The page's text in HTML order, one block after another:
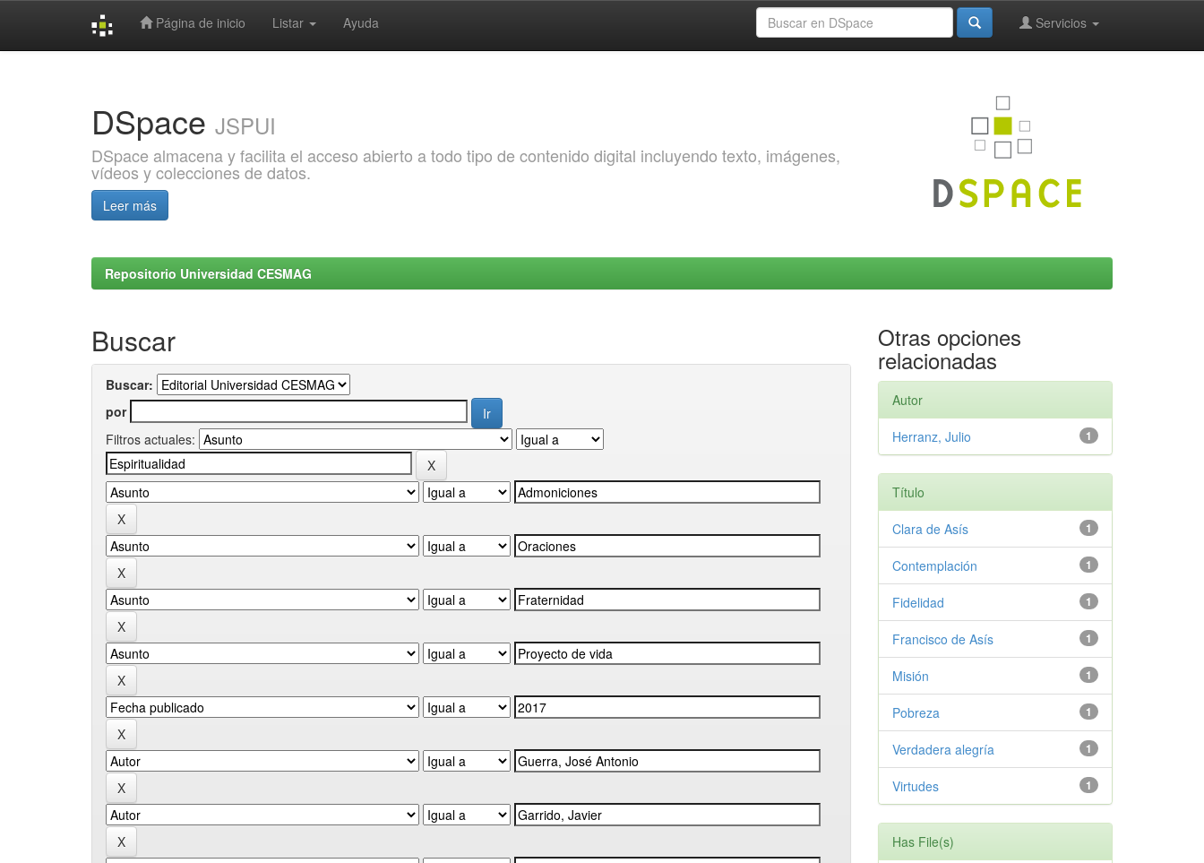
Página de inicio Listar Ayuda Servicios
DSpace JSPUI
DSpace almacena y facilita el acceso abierto a todo tipo de contenido digital incluyendo texto, imágenes,
vídeos y colecciones de datos.
Leer más
Repositorio Universidad CESMAG
Buscar
Buscar:
por
Filtros actuales:
Otras opciones
relacionadas
Autor
1
Herranz, Julio
Título
1
Clara de Asís
1
Contemplación
1
Fidelidad
1
Francisco de Asís
1
Misión
1
Pobreza
1
Verdadera alegría
1
Virtudes
Has File(s)